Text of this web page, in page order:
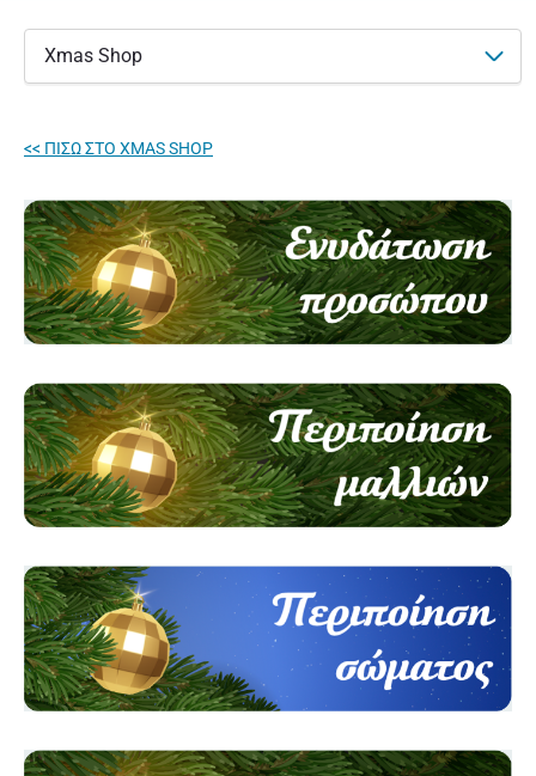
Xmas Shop
<< ΠΙΣΩ ΣΤO XMAS SHOP